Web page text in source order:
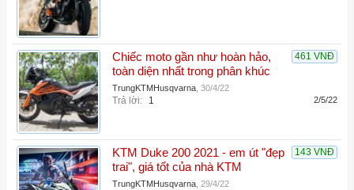
461 VNĐ
Chiếc moto gần như hoàn hảo,
toàn diện nhất trong phân khúc
TrungKTMHusqvarna 30/4/22
Trả lời: 1 2/5/22
143 VNĐ
KTM Duke 200 2021 - em út "đẹp
trai", giá tốt của nhà KTM
TrungKTMHusqvarna 29/4/22